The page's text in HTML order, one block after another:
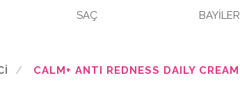
SAÇ BAYİLER
CALM+ ANTI REDNESS DAILY CREAM